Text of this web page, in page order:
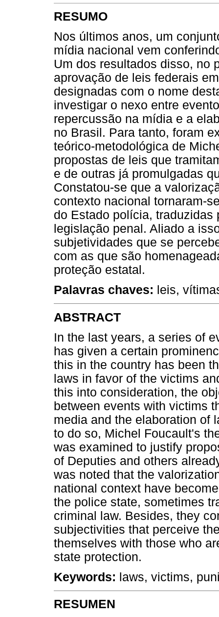
RESUMO
Nos últimos anos, um
mídia nacional vem
Um dos resultados disso, no
aprovação de leis federais
designadas com o nome
investigar o nexo entre
repercussão na mídia e a
no Brasil. Para tanto, foram
teórico-metodológica de
propostas de leis que
e de outras já promulgadas
Constatou-se que a
contexto nacional tornaram-
do Estado polícia, traduzidas
legislação penal. Aliado a
subjetividades que se
com as que são
proteção estatal.
Palavras chaves: leis,
ABSTRACT
In the last years, a series of
has given a certain
this in the country has been
laws in favor of the victims
this into consideration, the
between events with victims
media and the elaboration of
to do so, Michel Foucault's
was examined to justify
of Deputies and others
was noted that the
national context have
the police state, sometimes
criminal law. Besides, they
subjectivities that perceive
themselves with those who
state protection.
Keywords: laws, victims,
RESUMEN